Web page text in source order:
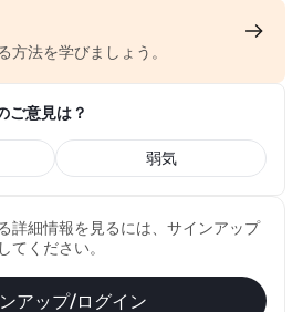
方法を学びましょう。
ご意見は？
弱気
詳細情報を見るには、サインアップ
てください。
アップ/ログイン